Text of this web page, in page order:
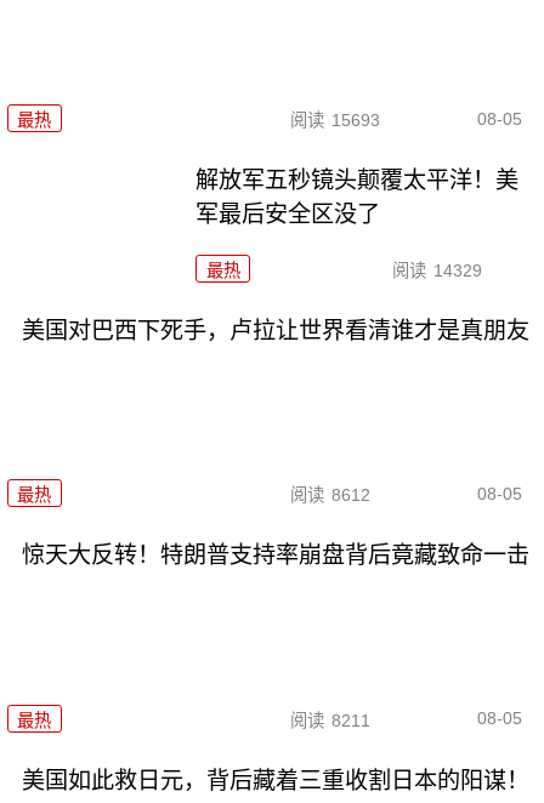
最热 阅读 15693 08-05
解放军五秒镜头颠覆太平洋！美
军最后安全区没了
最热 阅读 14329
美国对巴西下死手，卢拉让世界看清谁才是真朋友
最热 阅读 8612 08-05
惊天大反转！特朗普支持率崩盘背后竟藏致命一击
最热 阅读 8211 08-05
美国如此救日元，背后藏着三重收割日本的阳谋！